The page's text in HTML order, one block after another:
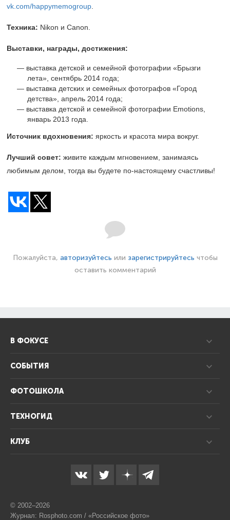
vk.com/happymemogroup
Техника: Nikon и Canon.
Выставки, награды, достижения:
выставка детской и семейной фотографии «Брызги
лета», сентябрь 2014 года;
выставка детских и семейных фотографов «Город
детства», апрель 2014 года;
выставка детской и семейной фотографии Emotions,
январь 2013 года.
Источник вдохновения: яркость и красота мира вокруг.
Лучший совет: живите каждым мгновением, занимаясь
любимым делом, тогда вы будете по-настоящему счастливы!
Пожалуйста, авторизуйтесь или зарегистрируйтесь чтобы
оставить комментарий
В ФОКУСЕ
СОБЫТИЯ
ФОТОШКОЛА
ТЕХНОГИД
КЛУБ
© 2002–2026
Журнал: Rosphoto.com / «Российское фото»